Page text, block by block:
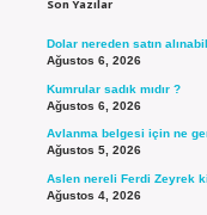
Son Yazılar
Dolar nereden satın
Ağustos 6, 2026
Kumrular sadık mıdır ?
Ağustos 6, 2026
Avlanma belgesi için ne
Ağustos 5, 2026
Aslen nereli Ferdi Zeyrek
Ağustos 4, 2026